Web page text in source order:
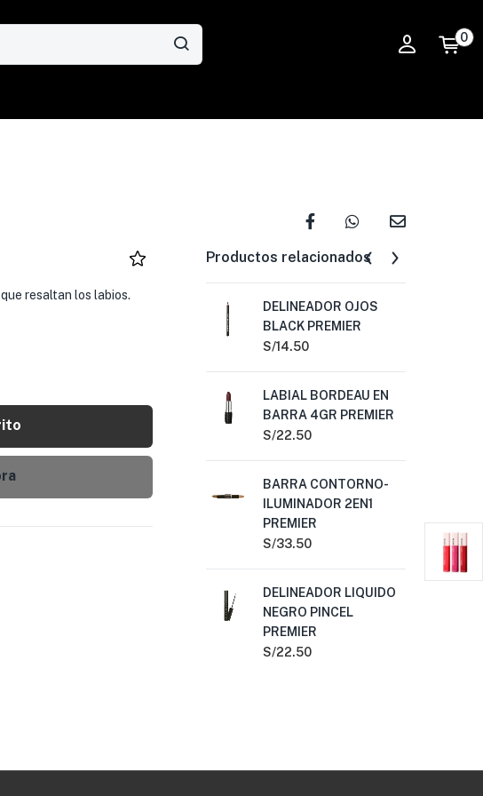
0
resaltan los labios.
Productos relacionados
DELINEADOR OJOS
BLACK PREMIER
S/14.50
LABIAL BORDEAU EN
BARRA 4GR PREMIER
S/22.50
BARRA CONTORNO-
ILUMINADOR 2EN1
PREMIER
S/33.50
DELINEADOR LIQUIDO
NEGRO PINCEL
PREMIER
S/22.50
EN